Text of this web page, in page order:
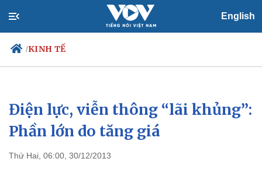
English
/KINH TẾ
Chính trị
Đảng
Tổ chức nhân sự
Nhận diện sự thật
Xã hội
Tin 24h
Dự báo thời tiết
Điện lực, viễn thông “lãi khủng”:
Phần lớn do tăng giá
Thứ Hai, 06:00, 30/12/2013